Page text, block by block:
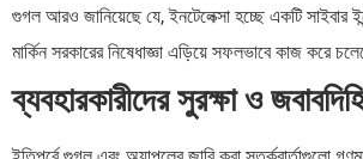
গুগল আরও জানিয়েছে যে, ইনটেলেক্সা হচ্ছে একটি সাইবার
মার্কিন সরকারের নিষেধাজ্ঞা এড়িয়ে সফলভাবে কাজ করে
ব্যবহারকারীদের সুরক্ষা ও